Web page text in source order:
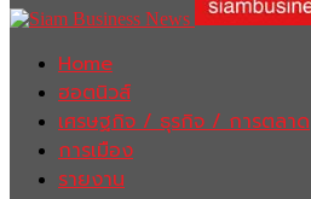
Home
ฮอตนิวส์
เศรษฐกิจ / ธุรกิจ / การตลาด
การเมือง
รายงาน